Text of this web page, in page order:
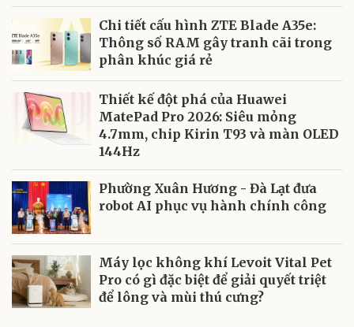
Chi tiết cấu hình ZTE Blade A35e:
Thông số RAM gây tranh cãi trong
phân khúc giá rẻ
Thiết kế đột phá của Huawei
MatePad Pro 2026: Siêu mỏng
4.7mm, chip Kirin T93 và màn OLED
144Hz
Phường Xuân Hương - Đà Lạt đưa
robot AI phục vụ hành chính công
Máy lọc không khí Levoit Vital Pet
Pro có gì đặc biệt để giải quyết triệt
để lông và mùi thú cưng?